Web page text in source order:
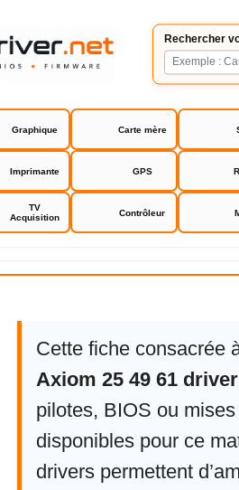
Rechercher
Graphique Carte mère
Imprimante GPS
TV
Acquisition
Contrôleur
M-Audio Axiom 25 49 61 driver
Cette fiche consacrée
Axiom 25 49 61 driver
pilotes, BIOS ou
disponibles pour ce
drivers permettent